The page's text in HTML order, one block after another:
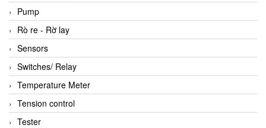
Pump
Rò re - Rờ lay
Sensors
Switches/ Relay
Temperature Meter
Tension control
Tester